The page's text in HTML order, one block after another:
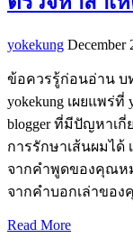
yokekung December
ข้อควรรู้ก่อนอ่าน บ
yokekung เผยแพร่ที่
blogger ที่มีปัญหาเกี่
การรักษาเส้นผมได้
จากคำพูดของคุณห
จากคำบอกเล่าขอ
Read More